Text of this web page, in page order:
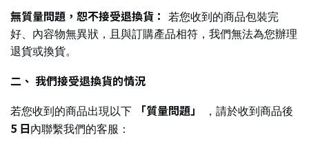
無質量問題，恕不接受退換貨： 若您收到的商品包裝完
好、內容物無異狀，且與訂購產品相符，我們無法為您辦理
退貨或換貨。
二、 我們接受退換貨的情況
若您收到的商品出現以下 「質量問題」 ，請於收到商品後
5 日內聯繫我們的客服：